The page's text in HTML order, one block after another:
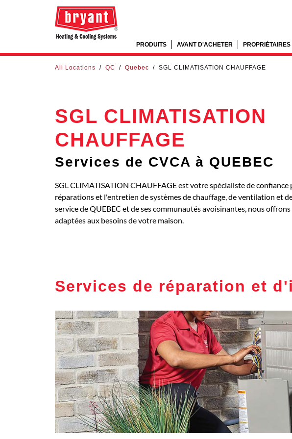
PRODUITS AVANT D'ACHETER
All Locations / QC / Quebec / SGL CLIMATISATION CHAUFFAGE
SGL CLIMATISATION
CHAUFFAGE
Services de CVCA à QUEBEC
SGL CLIMATISATION CHAUFFAGE est votre spécialiste de
réparations et l'entretien de systèmes de chauffage, de ventilation et
service de QUEBEC et de ses communautés avoisinantes, nous
adaptées aux besoins de votre maison.
Services de réparation et